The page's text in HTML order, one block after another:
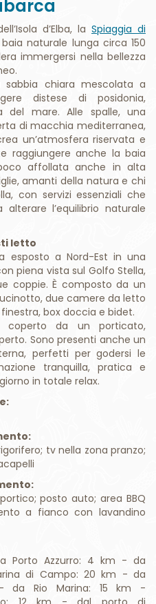
naturale lunga circa 150
immergersi nella bellezza
chiara mescolata a
distese di posidonia,
del mare. Alle spalle, una
di macchia mediterranea,
un’atmosfera riservata e
raggiungere anche la baia
affollata anche in alta
amanti della natura e chi
con servizi essenziali che
l’equilibrio naturale
letto
a Nord-Est in una
piena vista sul Golfo Stella,
coppie. È composto da un
due camere da letto
box doccia e bidet.
coperto da un porticato,
Sono presenti anche un
perfetti per godersi le
tranquilla, pratica e
in totale relax.
tv nella zona pranzo;
posto auto; area BBQ
a fianco con lavandino
Porto Azzurro: 4 km - da
di Campo: 20 km - da
da Rio Marina: 15 km -
12 km - dal porto di
1,5 km - dai ristoranti: 1,5 -
mt